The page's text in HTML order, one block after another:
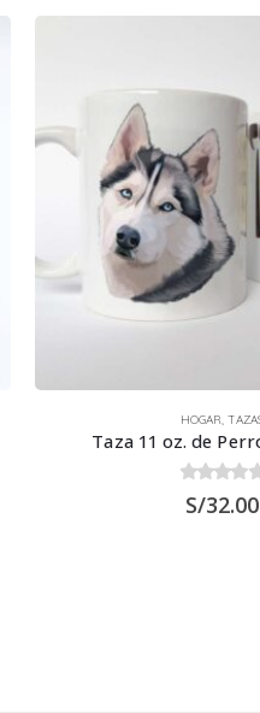
HOGAR,
Taza 11 oz. de
out of 5
S/32.00